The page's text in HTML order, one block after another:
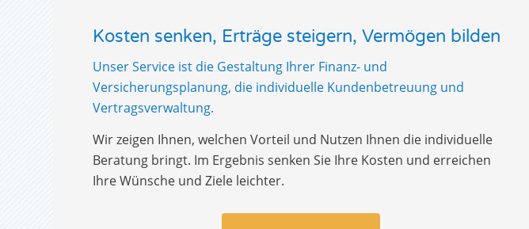
Kosten senken, Erträge steigern, Vermögen bilden
Unser Service ist die Gestaltung Ihrer Finanz- und
Versicherungsplanung, die individuelle Kundenbetreuung und
Vertragsverwaltung.
Wir zeigen Ihnen, welchen Vorteil und Nutzen Ihnen die individuelle
Beratung bringt. Im Ergebnis senken Sie Ihre Kosten und erreichen
Ihre Wünsche und Ziele leichter.